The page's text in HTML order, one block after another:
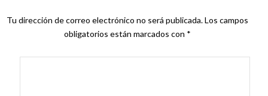
Tu dirección de correo electrónico no será publicada.Los campos
obligatorios están marcados con *